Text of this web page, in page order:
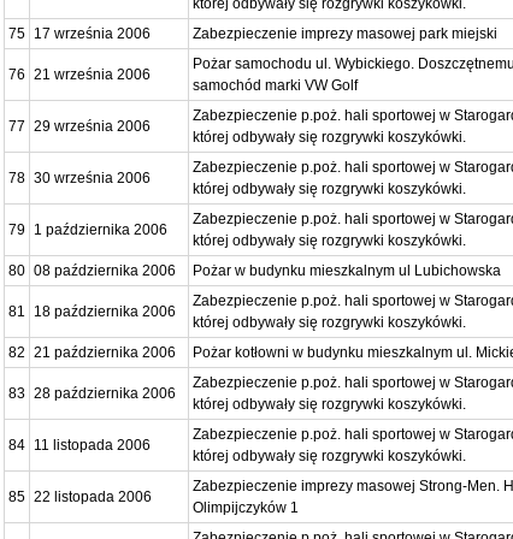
której odbywały się rozgrywki koszykówki.
75 17 września 2006 Zabezpieczenie imprezy masowej park miejski
76 21 września 2006
Pożar samochodu ul. Wybickiego.
samochód marki VW Golf
77 29 września 2006
Zabezpieczenie p.poż. hali sportowej w
której odbywały się rozgrywki koszykówki.
78 30 września 2006
Zabezpieczenie p.poż. hali sportowej w
której odbywały się rozgrywki koszykówki.
79 1 października 2006
Zabezpieczenie p.poż. hali sportowej w
której odbywały się rozgrywki koszykówki.
80 08 października 2006 Pożar w budynku mieszkalnym ul Lubichowska
81 18 października 2006
Zabezpieczenie p.poż. hali sportowej w
której odbywały się rozgrywki koszykówki.
82 21 października 2006 Pożar kotłowni w budynku mieszkalnym ul.
83 28 października 2006
Zabezpieczenie p.poż. hali sportowej w
której odbywały się rozgrywki koszykówki.
84 11 listopada 2006
Zabezpieczenie p.poż. hali sportowej w
której odbywały się rozgrywki koszykówki.
85 22 listopada 2006
Zabezpieczenie imprezy masowej Strong-Men.
Olimpijczyków 1